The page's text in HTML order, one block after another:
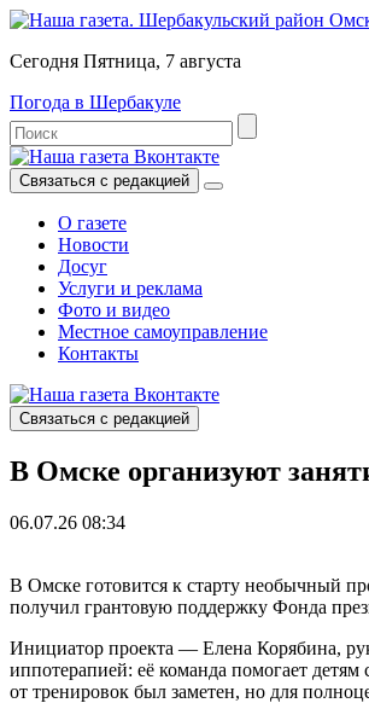
Сегодня Пятница, 7 августа
Погода в Шербакуле
Связаться с редакцией
О газете
Новости
Досуг
Услуги и реклама
Фото и видео
Местное самоуправление
Контакты
Связаться с редакцией
В Омске организуют
06.07.26 08:34
В Омске готовится к старту необычный
получил грантовую поддержку Фонда
Инициатор проекта — Елена Корябина,
иппотерапией: её команда помогает детям
от тренировок был заметен, но для